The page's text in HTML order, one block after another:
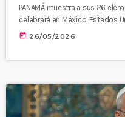
PANAMÁ muestra a sus 26
celebrará en México, Estados
today 26/05/2026